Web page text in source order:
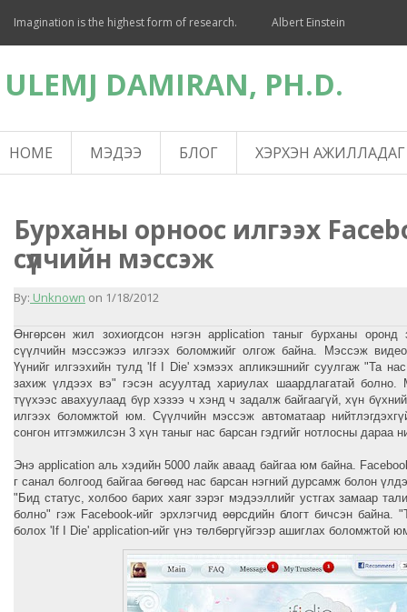
Imagination is the highest form of research. Albert Einstein
ULEMJ DAMIRAN, PH.D.
HOME МЭДЭЭ БЛОГ ХЭРХЭН АЖИЛЛАДАГ
Бурханы орноос илгээх
сүүлчийн мэссэж
By: Unknown on 1/18/2012
Өнгөрсөн жил зохиогдсон нэгэн application таныг бурханы
сүүлчийн мэссэжээ илгээх боломжийг олгож байна. Мэссэж
Үүнийг илгээхийн тулд 'If I Die' хэмээх апликэшнийг суулгаж "Та
захиж үлдээх вэ" гэсэн асуултад хариулах шаардлагатай
түүхээс авахуулаад бүр хэзээ ч хэнд ч задалж байгаагүй, хүн
илгээх боломжтой юм. Сүүлчийн мэссэж автоматаар
сонгон итгэмжилсэн 3 хүн таныг нас барсан гэдгийг нотлосны дараа
Энэ application аль хэдийн 5000 лайк аваад байгаа юм байна.
г санал болгоод байгаа бөгөөд нас барсан нэгний дурсамж болон
"Бид статус, холбоо барих хаяг зэрэг мэдээллийг устгах замаар
болно" гэж Facebook-ийг эрхлэгчид өөрсдийн блогт бичсэн байна.
болох 'If I Die' application-ийг үнэ төлбөргүйгээр ашиглах боломжтой